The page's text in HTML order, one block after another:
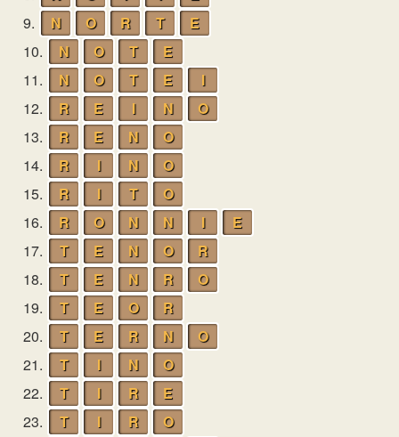
9.
N O R T
E
10.
N O T
E
11.
N O T E
I
12.
R E I N
O
13.
R E N
O
14.
R I N
O
15.
R I T
O
16.
R O N N I
E
17.
T E N O
R
18.
T E N R
O
19.
T E O
R
20.
T E R N
O
21.
T I N
O
22.
T I R
E
23.
T I R
O